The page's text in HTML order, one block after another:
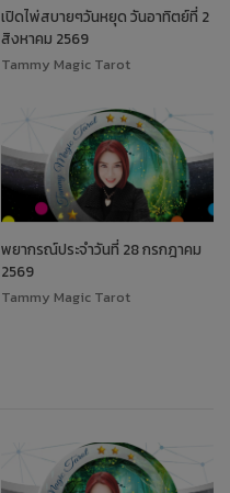
เปิดไพ่สบายๆวันหยุด วันอาทิตย์ที่ 2
สิงหาคม 2569
Tammy Magic Tarot
พยากรณ์ประจำวันที่ 28 กรกฎาคม
2569
Tammy Magic Tarot